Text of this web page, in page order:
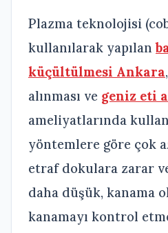
Plazma teknolojisi
kullanılarak yapılan
küçültülmesi Ankara
alınması ve geniz eti
ameliyatlarında
yöntemlere göre çok
etraf dokulara zarar
daha düşük, kanama
kanamayı kontrol